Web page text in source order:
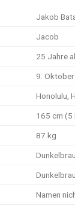
Jakob
Jacob
25 Jahre
9.
Honolulu,
165 cm (5
87 kg
Namen